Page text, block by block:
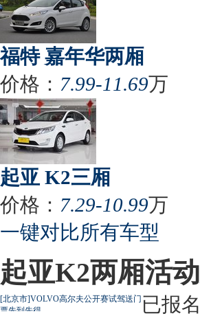
福特 嘉年华两厢
价格： 7.99-11.69万
起亚 K2三厢
价格： 7.29-10.99万
一键对比所有车型
起亚K2两厢活动
[北京市]VOLVO高尔夫公开赛试驾送门
票先到先得
已报名